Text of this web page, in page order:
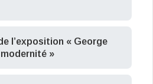
l’exposition « George
»